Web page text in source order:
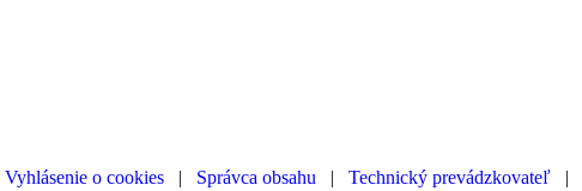
Vyhlásenie o cookies | Správca obsahu | Technický prevádzkovateľ |